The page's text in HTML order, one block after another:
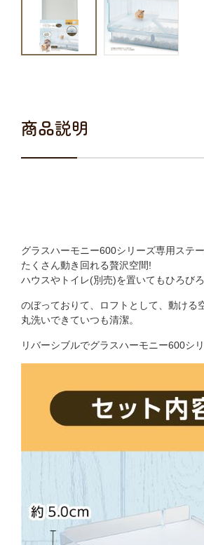
商品説明
グラスハーモニー600シリーズ専用ステ
たくさん動き回れる贅沢空間!
ハウスやトイレ(別売)を置いてもひろび
のぼっておりて、ロフトとして、動ける
丸洗いできていつも清潔。
リバーシブルでグラスハーモニー600シ